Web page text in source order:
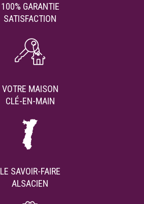
100% GARANTIE
SATISFACTION
VOTRE MAISON
CLÉ-EN-MAIN
LE SAVOIR-FAIRE
ALSACIEN